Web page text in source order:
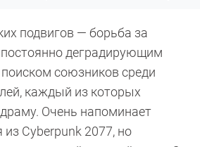
подвигов — борьба за
деградирующим
союзников среди
каждый из которых
Очень напоминает
Cyberpunk 2077, но